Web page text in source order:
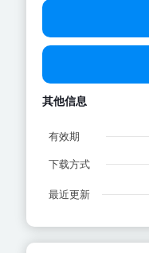
其他信息
有效期
下载方式
最近更新